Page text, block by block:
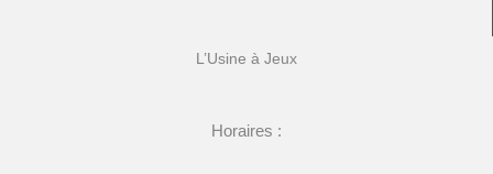
L’Usine à Jeux
Horaires :